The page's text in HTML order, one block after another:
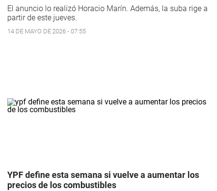
El anuncio lo realizó Horacio Marín. Además, la suba rige a
partir de este jueves.
14 DE MAYO DE 2026 - 07:55
YPF define esta semana si vuelve a aumentar los
precios de los combustibles